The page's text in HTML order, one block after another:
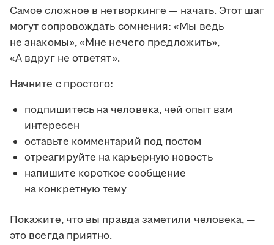
Самое сложное в нетворкинге — начать. Этот шаг
могут сопровождать сомнения: «Мы ведь
не знакомы», «Мне нечего предложить»,
«А вдруг не ответят».
Начните с простого:
подпишитесь на человека, чей опыт вам
интересен
оставьте комментарий под постом
отреагируйте на карьерную новость
напишите короткое сообщение
на конкретную тему
Покажите, что вы правда заметили человека, —
это всегда приятно.